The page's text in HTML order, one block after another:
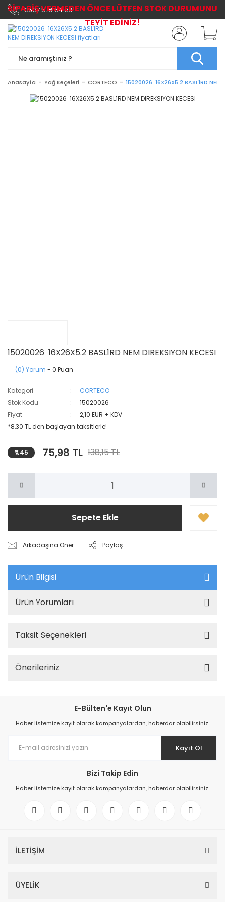
0507 576 64 03
Anasayfa Yağ Keçeleri CORTECO 15020026 16X26X5.2 BASL1RD NEM
15020026 16X26X5.2 BASL1RD NEM DIREKSIYON KECESI
(0) Yorum - 0 Puan
Kategori
CORTECO
Stok Kodu
15020026
Fiyat
2,10 EUR + KDV
*8,30 TL den başlayan taksitlerle!
%45 75,98 TL 138,15 TL
Sepete Ekle
Arkadaşına Öner Paylaş
Ürün Bilgisi
Ürün Yorumları
Taksit Seçenekleri
Önerileriniz
E-Bülten'e Kayıt Olun
Haber listemize kayıt olarak kampanyalardan, haberdar olabilirsiniz.
Kayıt Ol
Bizi Takip Edin
Haber listemize kayıt olarak kampanyalardan, haberdar olabilirsiniz.
İLETİŞİM
ÜYELİK
SİPARİŞ VERMEDEN ÖNCE LÜTFEN STOK DURUMUNU
TEYİT EDİNİZ!